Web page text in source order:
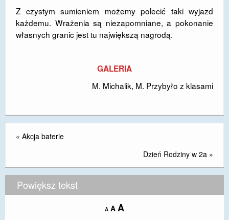
Z czystym sumieniem możemy polecić taki wyjazd
każdemu. Wrażenia są niezapomniane, a pokonanie
własnych granic jest tu największą nagrodą.
GALERIA
M. Michalik, M. Przybyło z klasami
« Akcja baterie
Dzień Rodziny w 2a »
Powiększ tekst
A Decrease
A Reset
AIncrease